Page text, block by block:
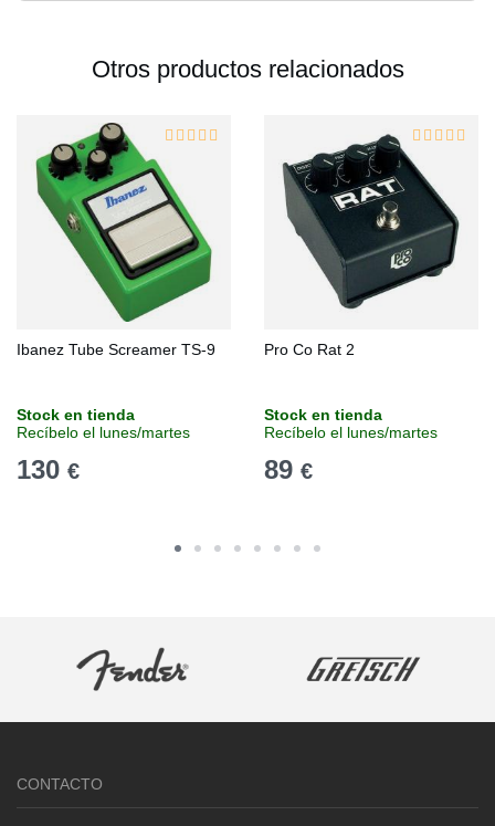
Otros productos relacionados
Ibanez Tube Screamer TS-9
Stock en tienda
Recíbelo el lunes/martes
130 €
Pro Co Rat 2
Stock en tienda
Recíbelo el lunes/martes
89 €
CONTACTO